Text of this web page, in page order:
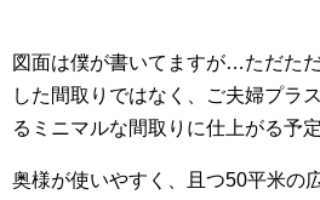
図面は僕が書いてますが…ただた
した間取りではなく、ご夫婦プラ
るミニマルな間取りに仕上がる予定
奥様が使いやすく、且つ50平米の